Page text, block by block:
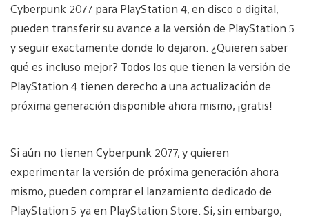
Cyberpunk 2077 para PlayStation 4, en disco o digital,
pueden transferir su avance a la versión de PlayStation 5
y seguir exactamente donde lo dejaron. ¿Quieren saber
qué es incluso mejor? Todos los que tienen la versión de
PlayStation 4 tienen derecho a una actualización de
próxima generación disponible ahora mismo, ¡gratis!
Si aún no tienen Cyberpunk 2077, y quieren
experimentar la versión de próxima generación ahora
mismo, pueden comprar el lanzamiento dedicado de
PlayStation 5 ya en PlayStation Store. Sí, sin embargo,